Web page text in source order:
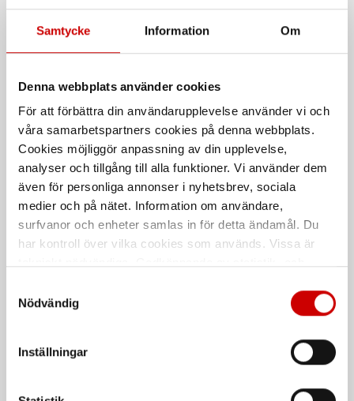
Samtycke Information Om
Denna webbplats använder cookies
För att förbättra din användarupplevelse använder vi och
våra samarbetspartners cookies på denna webbplats.
Cookies möjliggör anpassning av din upplevelse,
analyser och tillgång till alla funktioner. Vi använder dem
även för personliga annonser i nyhetsbrev, sociala
medier och på nätet. Information om användare,
surfvanor och enheter samlas in för detta ändamål. Du
har kontroll över vilka cookies som används. Vissa är
länder utanför EU med olika dataskyddsnormer. Genom
att godkänna samtycker du till sådana överföringar. Läs
Nödvändig
Inställningar
Partner/ Combo /Proace
City
L1
Peugeot Expert / Opel
Vivaro
L1H1, L2H1, L3H1
L1H1, L2H1